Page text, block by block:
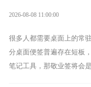
2026-08-08 11:00:00
很多人都需要桌面上的常
分桌面便签普遍存在短板
笔记工具，那敬业签将会